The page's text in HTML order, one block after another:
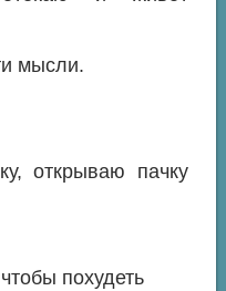
мысли.
открываю пачку
похудеть